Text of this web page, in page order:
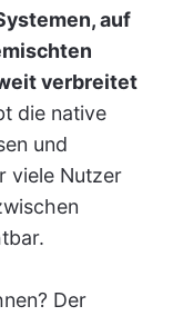
auf
verbreitet
die native
und
viele Nutzer
Der